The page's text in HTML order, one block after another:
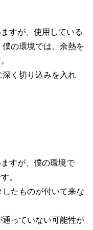
すが、使用している
の環境では、余熱を
く切り込みを入れ
すが、僕の環境で
。
たものが付いて来な
っていない可能性が